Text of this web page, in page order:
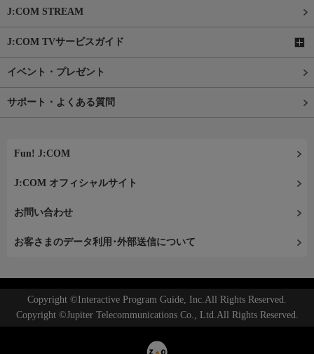
J:COM STREAM
J:COM TVサービスガイド
イベント・プレゼント
サポート・よくある質問
Fun! J:COM
J:COM オフィシャルサイト
お問い合わせ
お客さまのデータ利用･外部送信について
Copyright ©Interactive Program Guide, Inc.All Rights Reserved.
Copyright ©Jupiter Telecommunications Co., Ltd.All Rights Reserved.